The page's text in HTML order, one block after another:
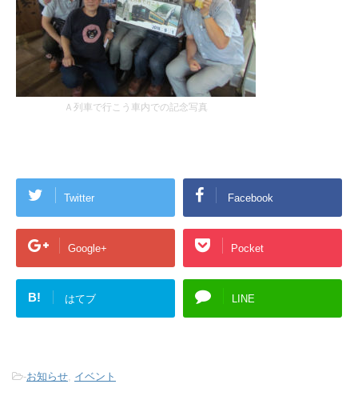
Ａ列車で行こう車内での記念写真
Twitter Facebook
Google+ Pocket
B! はてブ LINE
-お知らせ イベント